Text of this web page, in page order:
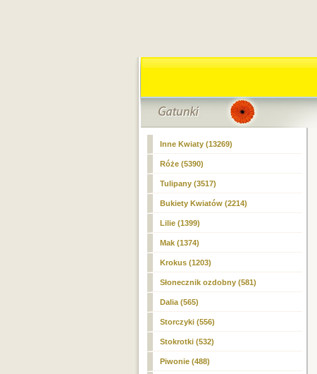
Inne Kwiaty (13269)
Róże(5390)
Tulipany (3517)
Bukiety Kwiatów (2214)
Lilie (1399)
Mak (1374)
Krokus (1203)
Słonecznik ozdobny (581)
Dalia (565)
Storczyki (556)
Stokrotki (532)
Piwonie (488)